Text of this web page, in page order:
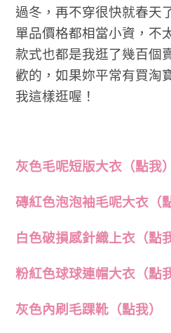
過冬，再不穿很快就春天
單品價格都相當小資，不
款式也都是我逛了幾百個
歡的，如果妳平常有買淘
我這樣逛喔！
灰色毛呢短版大衣（點我）
磚紅色泡泡袖毛呢大衣（
白色破損感針織上衣（點我
粉紅色球球連帽大衣（點我
灰色內刷毛踝靴（點我）